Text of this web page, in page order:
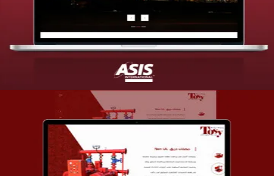
التفاصيل
تصميم شركة قمة الأنظمة TOSY